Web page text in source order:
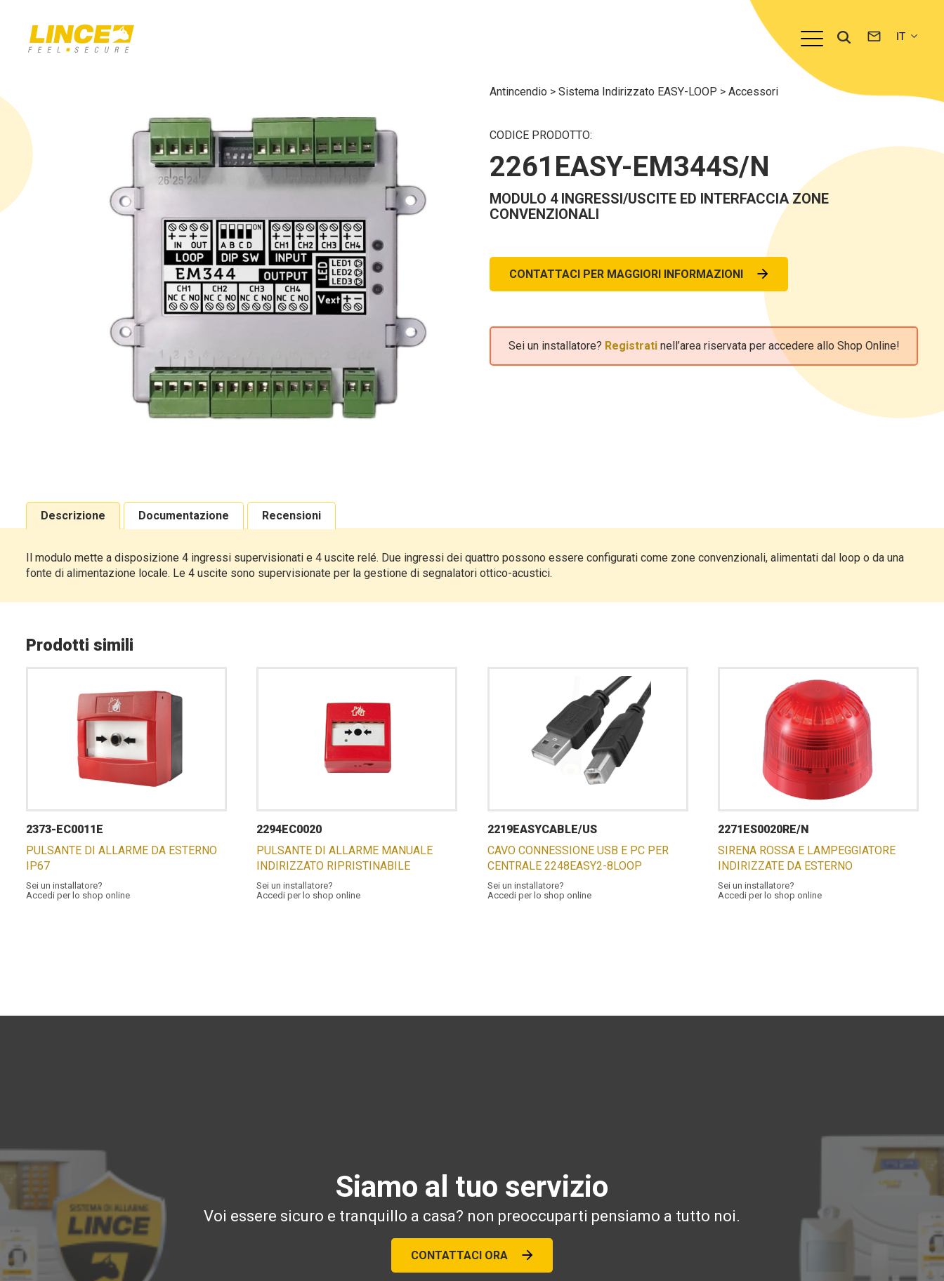
Antincendio >Sistema Indirizzato EASY-LOOP >Accessori
CODICE PRODOTTO:
2261EASY-EM344S/N
MODULO 4 INGRESSI/USCITE ED INTERFACCIA ZONE
CONVENZIONALI
CONTATTACI PER MAGGIORI INFORMAZIONI
Sei un installatore? Registratinell’area riservata per accedere allo Shop Online!
Descrizione Documentazione Recensioni
Il modulo mette a disposizione 4 ingressi supervisionati e 4 uscite relé. Due ingressi dei quattro possono essere configurati come zone convenzionali, alimentati dal loop o da una
fonte di alimentazione locale. Le 4 uscite sono supervisionate per la gestione di segnalatori ottico-acustici.
Prodotti simili
2373-EC0011E
PULSANTE DI ALLARME DA ESTERNO
IP67
Sei un installatore?
Accedi per lo shop online
2294EC0020
PULSANTE DI ALLARME MANUALE
INDIRIZZATO RIPRISTINABILE
Sei un installatore?
Accedi per lo shop online
2219EASYCABLE/US
CAVO CONNESSIONE USB E PC PER
CENTRALE 2248EASY2-8LOOP
Sei un installatore?
Accedi per lo shop online
2271ES0020RE/N
SIRENA ROSSA E LAMPEGGIATORE
INDIRIZZATE DA ESTERNO
Sei un installatore?
Accedi per lo shop online
Siamo al tuo servizio
Voi essere sicuro e tranquillo a casa? non preoccuparti pensiamo a tutto noi.
CONTATTACI ORA